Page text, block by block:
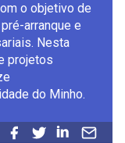
o objetivo de
arranque e
Nesta
projetos
do Minho.